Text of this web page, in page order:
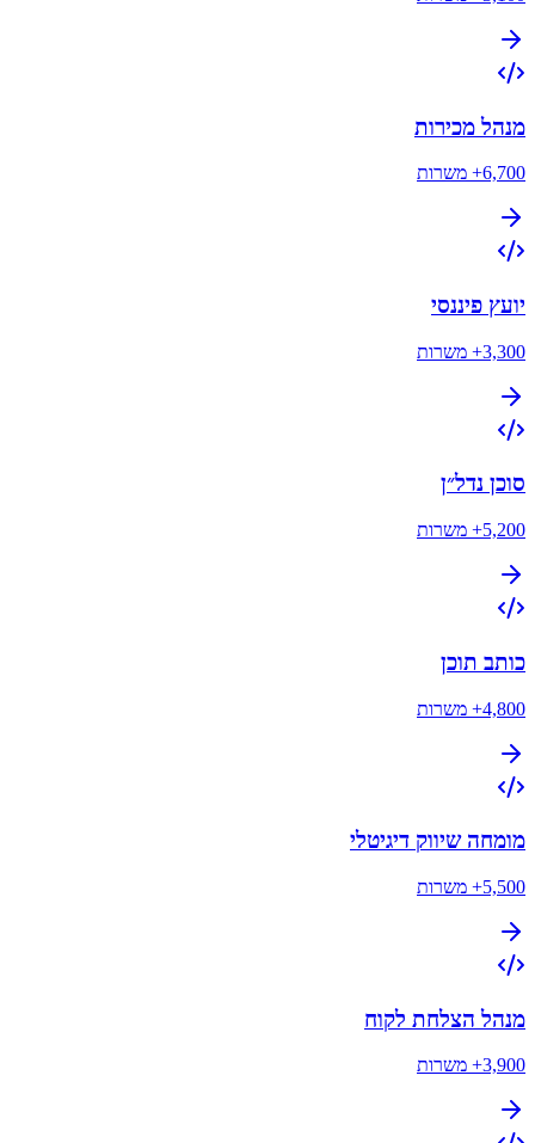
מנהל מכירות
6,700+ משרות
יועץ פיננסי
3,300+ משרות
סוכן נדל״ן
5,200+ משרות
כותב תוכן
4,800+ משרות
מומחה שיווק דיגיטלי
5,500+ משרות
מנהל הצלחת לקוח
3,900+ משרות